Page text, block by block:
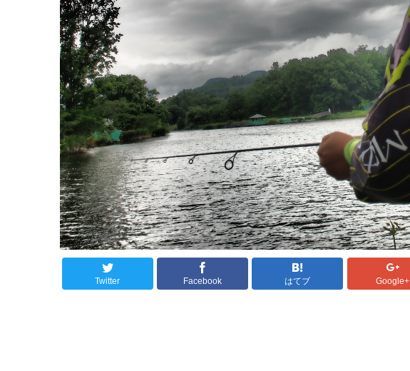
Twitter Facebook はてブ Google+